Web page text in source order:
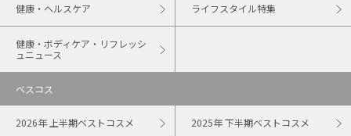
健康・ヘルスケア ライフスタイル特集
健康・ボディケア・リフレッシ
ュニュース
ベスコス
2026年 上半期ベストコスメ 2025年 下半期ベストコスメ